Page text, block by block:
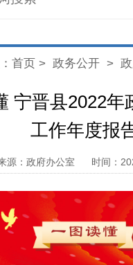
首页 > 政务公开>
宁晋县2022年
工作年度报
源：政府办公室 时间：